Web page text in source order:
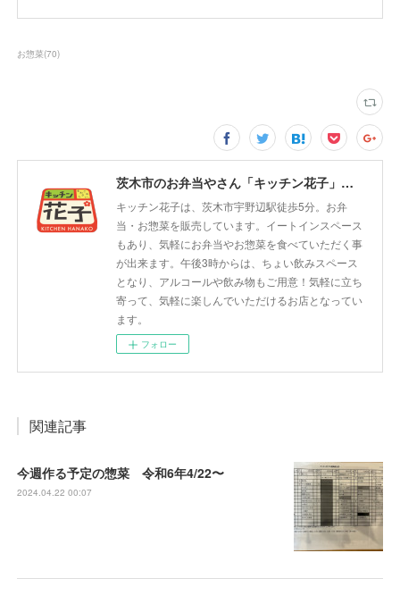
お惣菜(70)
茨木市のお弁当やさん「キッチン花子」ちょい飲みスペース「サウス」
キッチン花子は、茨木市宇野辺駅徒歩5分。お弁
当・お惣菜を販売しています。イートインスペース
もあり、気軽にお弁当やお惣菜を食べていただく事
が出来ます。午後3時からは、ちょい飲みスペース
となり、アルコールや飲み物もご用意！気軽に立ち
寄って、気軽に楽しんでいただけるお店となってい
ます。
フォロー
関連記事
今週作る予定の惣菜 令和6年4/22〜
2024.04.22 00:07